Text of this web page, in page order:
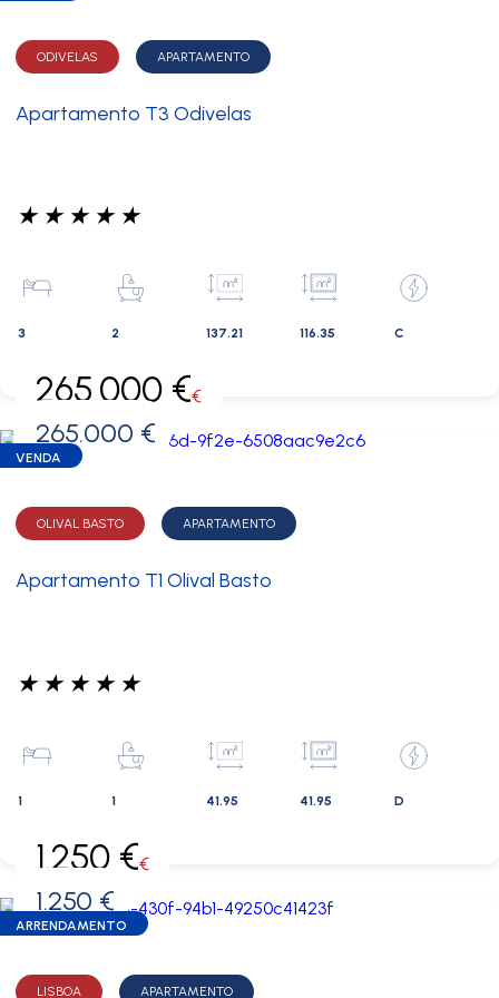
ODIVELAS APARTAMENTO
Apartamento T3 Odivelas
★ ★ ★ ★ ★
3 2 137.21 116.35 C
0 €
265.000 €€
265.000 €
VENDA
OLIVAL BASTO APARTAMENTO
Apartamento T1 Olival Basto
★ ★ ★ ★ ★
1 1 41.95 41.95 D
0 €
1.250 €€
1.250 €
ARRENDAMENTO
LISBOA APARTAMENTO